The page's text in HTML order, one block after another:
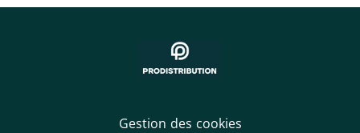
Gestion des cookies